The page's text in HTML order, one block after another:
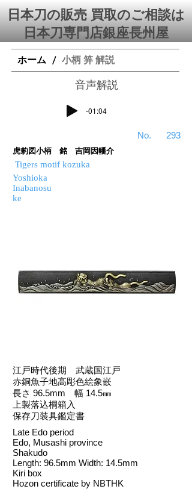
日本刀の販売 買取のご相談は
日本刀専門店銀座⻑州屋
ホーム / 小柄 笄 解説
​音声解説
-01:04
​No. 293
虎豹図小柄 銘 吉岡因幡介
Tigers motif kozuka
Yoshioka
Inabanosu
ke
江戸時代後期 武蔵国江戸
赤銅魚子地高彫色絵象嵌
長さ 96.5mm 幅 14.5㎜
上製落込桐箱入
保存刀装具鑑定書
Late Edo period
Edo, Musashi province
Shakudo
Length: 96.5mm Width: 14.5mm
Kiri box
Hozon certificate by NBTHK